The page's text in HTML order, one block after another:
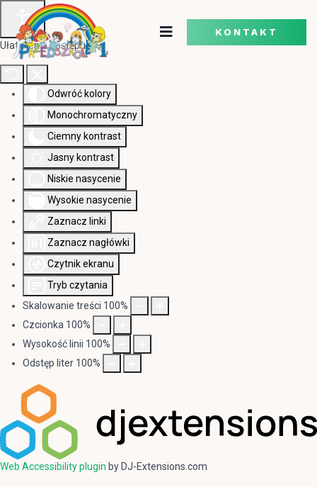
Ułatwienia dostępu
Odwróć kolory
Monochromatyczny
Ciemny kontrast
Jasny kontrast
Niskie nasycenie
Wysokie nasycenie
Zaznacz linki
Zaznacz nagłówki
Czytnik ekranu
Tryb czytania
Skalowanie treści 100%
Czcionka 100%
Wysokość linii 100%
Odstęp liter 100%
Web Accessibility plugin by DJ-Extensions.com
KONTAKT